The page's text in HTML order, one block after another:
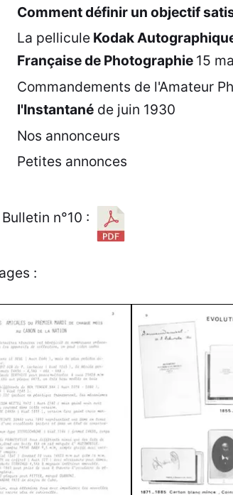
Comment définir un objectif
La pelliculeKodak
Française de Photographie 15
Commandements de l'Amateur
l'Instantanéde juin 1930
Nos annonceurs
Petites annonces
n°10 :
: